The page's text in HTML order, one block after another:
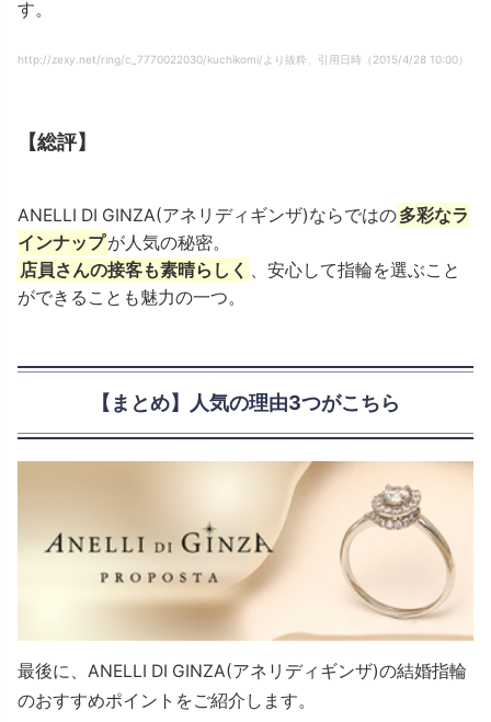
す。
http://zexy.net/ring/c_7770022030/kuchikomi/より抜粋、引用日時（2015/4/28 10:00）
【総評】
ANELLI DI GINZA(アネリディギンザ)ならではの多彩なラ
インナップが人気の秘密。
店員さんの接客も素晴らしく
、安心して指輪を選ぶこと
ができることも魅力の一つ。
【まとめ】人気の理由3つがこちら
最後に、ANELLI DI GINZA(アネリディギンザ)の結婚指輪
のおすすめポイントをご紹介します。